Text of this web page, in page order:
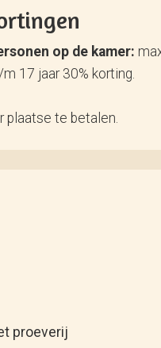
op de kamer:
17 jaar 30% korting.
plaatse te betalen.
proeverij